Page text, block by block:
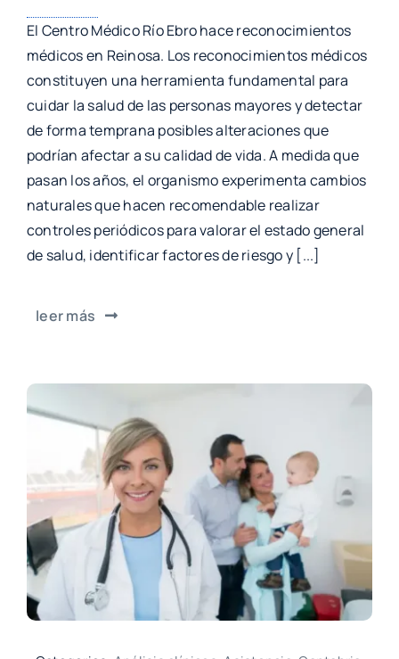
El Centro Médico Río Ebro hace reconocimientos
médicos en Reinosa. Los reconocimientos médicos
constituyen una herramienta fundamental para
cuidar la salud de las personas mayores y detectar
de forma temprana posibles alteraciones que
podrían afectar a su calidad de vida. A medida que
pasan los años, el organismo experimenta cambios
naturales que hacen recomendable realizar
controles periódicos para valorar el estado general
de salud, identificar factores de riesgo y [...]
leer más